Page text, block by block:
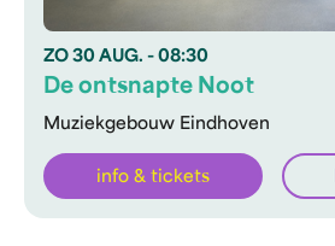
ZO 30 AUG. - 08:30
Muziekgebouw Eindhoven
De ontsnapte Noot
info & tickets